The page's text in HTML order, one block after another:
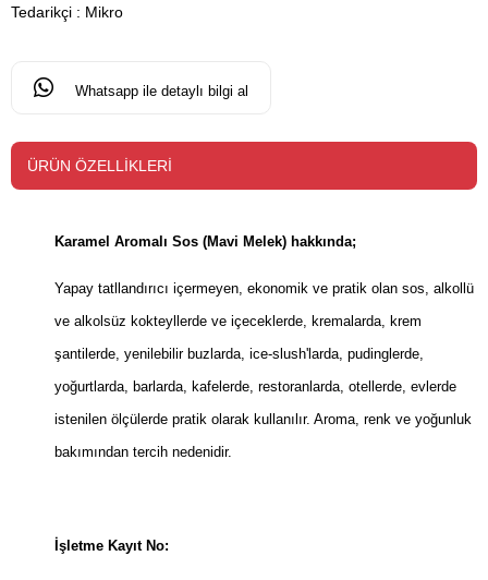
Tedarikçi : Mikro
Whatsapp ile detaylı bilgi al
ÜRÜN ÖZELLIKLERI
Karamel Aromalı Sos (Mavi Melek) hakkında;
Yapay tatllandırıcı içermeyen, ekonomik ve pratik olan sos, alkollü
ve alkolsüz kokteyllerde ve içeceklerde, kremalarda, krem
şantilerde, yenilebilir buzlarda, ice-slush'larda, pudinglerde,
yoğurtlarda, barlarda, kafelerde, restoranlarda, otellerde, evlerde
istenilen ölçülerde pratik olarak kullanılır. Aroma, renk ve yoğunluk
bakımından tercih nedenidir.
İşletme Kayıt No: